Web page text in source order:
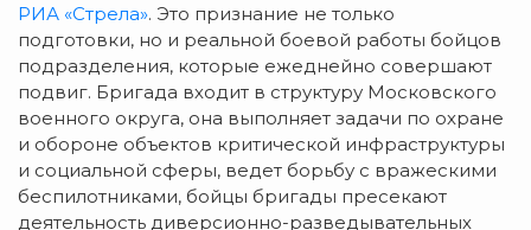
РИА «Стрела». Это признание не только
подготовки, но и реальной боевой работы бойцов
подразделения, которые ежеднейно совершают
подвиг. Бригада входит в структуру Московского
военного округа, она выполняет задачи по охране
и обороне объектов критической инфраструктуры
и социальной сферы, ведет борьбу с вражескими
беспилотниками, бойцы бригады пресекают
деятельность диверсионно-разведывательных